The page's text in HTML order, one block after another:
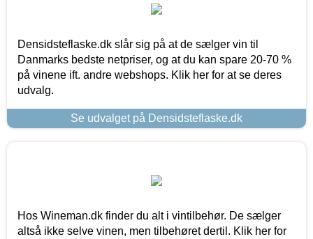
Densidsteflaske.dk slår sig på at de sælger vin til
Danmarks bedste netpriser, og at du kan spare 20-70 %
på vinene ift. andre webshops. Klik her for at se deres
udvalg.
Se udvalget på Densidsteflaske.dk
Hos Wineman.dk finder du alt i vintilbehør. De sælger
altså ikke selve vinen, men tilbehøret dertil. Klik her for